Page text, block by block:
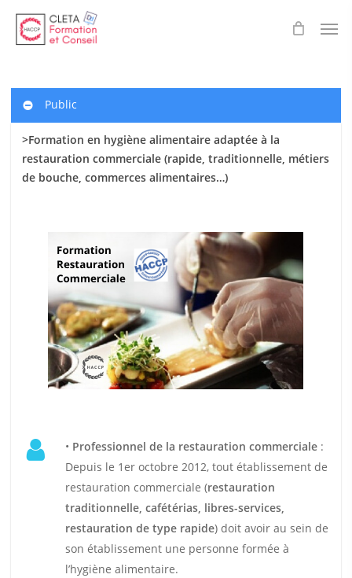
main
Public
>Formation en hygiène alimentaire adaptée à la
restauration commerciale (rapide, traditionnelle, métiers
de bouche, commerces alimentaires…)
• Professionnel de la restauration commerciale:
Depuis le 1er octobre 2012, tout établissement de
restauration commerciale (restauration
traditionnelle, cafétérias, libres-services,
restauration de type rapide) doit avoir au sein de
son établissement une personne formée à
l’hygiène alimentaire.